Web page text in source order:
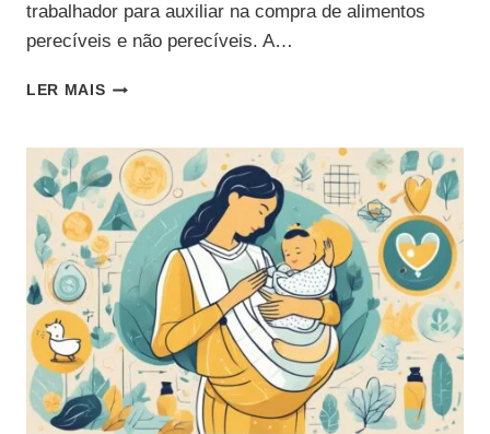
trabalhador para auxiliar na compra de alimentos
perecíveis e não perecíveis. A…
LER MAISVALE
O
QUE
A
LEI
DIZ
SOBRE
ESSE
BENEFÍCIO